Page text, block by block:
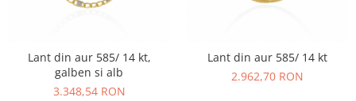
Lant din aur 585/ 14 kt,
galben si alb
3.348,54 RON
Lant din aur 585/ 14 kt
2.962,70 RON